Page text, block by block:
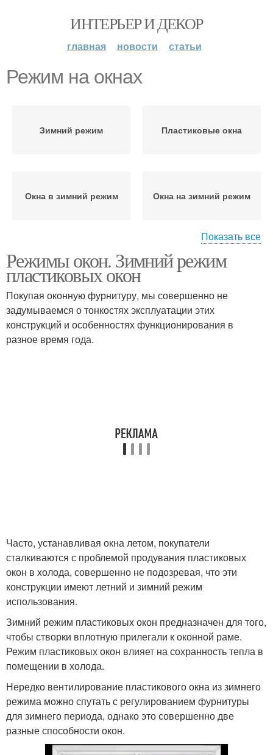
ИНТЕРЬЕР И ДЕКОР
главная новости статьи
Режим на окнах
Зимний режим Пластиковые окна
Окна в зимний режим Окна на зимний режим
Фурнитуры на зимний
режим
Показать все
Режимы окон. Зимний режим
пластиковых окон
Покупая оконную фурнитуру, мы совершенно не
задумываемся о тонкостях эксплуатации этих
конструкций и особенностях функционирования в
разное время года.
Часто, устанавливая окна летом, покупатели
сталкиваются с проблемой продувания пластиковых
окон в холода, совершенно не подозревая, что эти
конструкции имеют летний и зимний режим
использования.
Зимний режим пластиковых окон предназначен для того,
чтобы створки вплотную прилегали к оконной раме.
Режим пластиковых окон влияет на сохранность тепла в
помещении в холода.
Нередко вентилирование пластикового окна из зимнего
режима можно спутать с регулированием фурнитуры
для зимнего периода, однако это совершенно две
разные способности окон.